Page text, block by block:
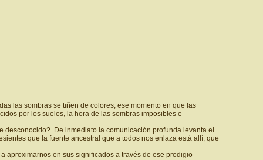
las sombras se tiñen de colores, ese momento en que las
por los suelos, la hora de las sombras imposibles e
De inmediato la comunicación profunda levanta el
que la fuente ancestral que a todos nos enlaza está allí, que
aproximarnos en sus significados a través de ese prodigio